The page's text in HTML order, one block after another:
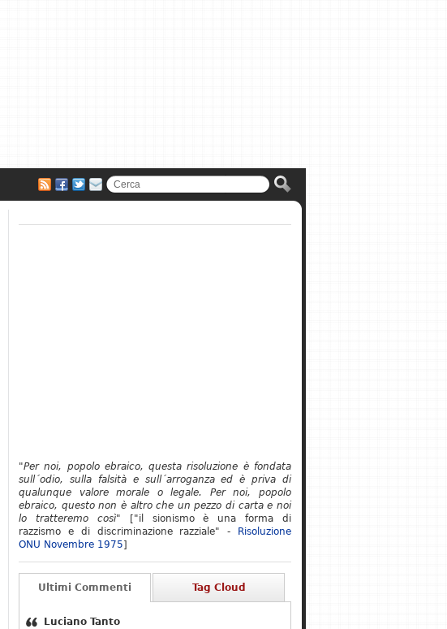
"Per noi, popolo ebraico, questa risoluzione è fondata
sull´odio, sulla falsità e sull´arroganza ed è priva di
qualunque valore morale o legale. Per noi, popolo
ebraico, questo non è altro che un pezzo di carta e noi
lo tratteremo così" ["il sionismo è una forma di
razzismo e di discriminazione razziale" -
Risoluzione
ONU Novembre 1975]
Ultimi Commenti Tag Cloud
Luciano Tanto